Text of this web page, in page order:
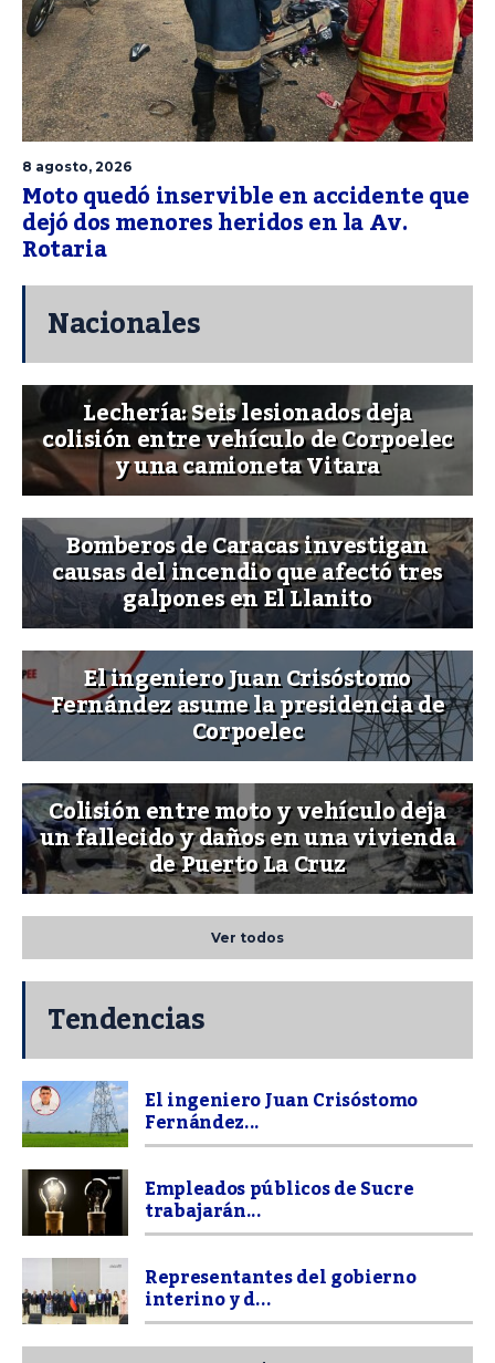
8 agosto, 2026
Moto quedó inservible en accidente que
dejó dos menores heridos en la Av.
Rotaria
Nacionales
Lechería: Seis lesionados deja
colisión entre vehículo de Corpoelec
y una camioneta Vitara
Bomberos de Caracas investigan
causas del incendio que afectó tres
galpones en El Llanito
El ingeniero Juan Crisóstomo
Fernández asume la presidencia de
Corpoelec
Colisión entre moto y vehículo deja
un fallecido y daños en una vivienda
de Puerto La Cruz
Ver todos
Tendencias
El ingeniero Juan Crisóstomo
Fernández...
Empleados públicos de Sucre
trabajarán...
Representantes del gobierno
interino y d...